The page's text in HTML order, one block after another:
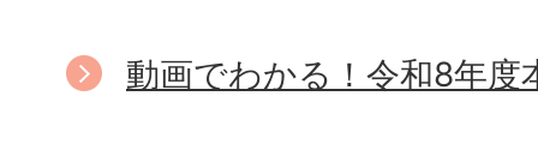
動画でわかる！令和8年度